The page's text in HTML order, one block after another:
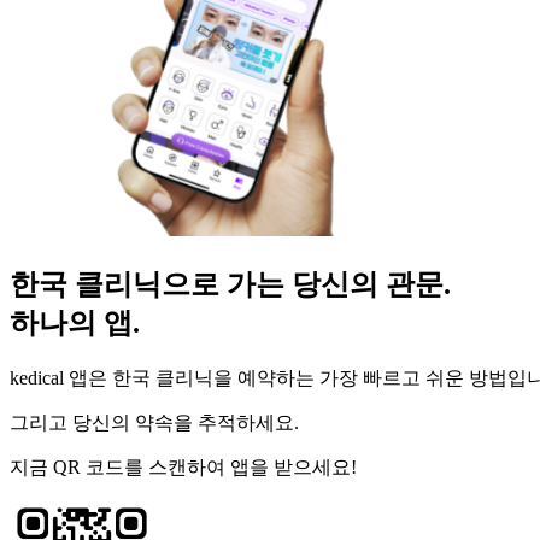
한국 클리닉으로 가는 당신의 관문.
하나의 앱.
kedical 앱은 한국 클리닉을 예약하는 가장 빠르고 쉬운 방법입
그리고 당신의 약속을 추적하세요.
지금 QR 코드를 스캔하여 앱을 받으세요!